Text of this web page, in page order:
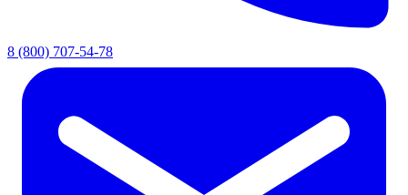
8 (800) 707-54-78